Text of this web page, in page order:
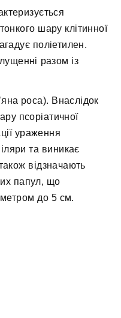
шару клітинної
поліетилен.
разом із
роса). Внаслідок
псоріатичної
ураження
та виникає
відзначають
папул, що
до 5 см.